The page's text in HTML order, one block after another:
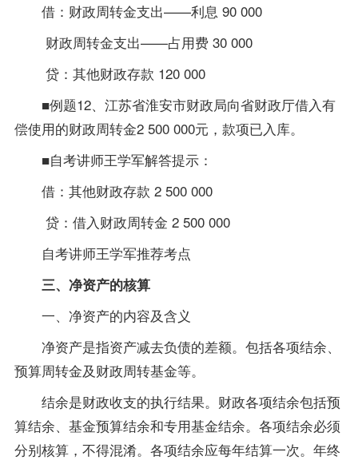
借：财政周转金支出——利息 90 000
财政周转金支出——占用费 30 000
贷：其他财政存款 120 000
■例题12、江苏省淮安市财政局向省财政厅借入有
偿使用的财政周转金2 500 000元，款项已入库。
■自考讲师王学军解答提示：
借：其他财政存款 2 500 000
贷：借入财政周转金 2 500 000
自考讲师王学军推荐考点
三、净资产的核算
一、净资产的内容及含义
净资产是指资产减去负债的差额。包括各项结余、
预算周转金及财政周转基金等。
结余是财政收支的执行结果。财政各项结余包括预
算结余、基金预算结余和专用基金结余。各项结余必须
分别核算，不得混淆。各项结余应每年结算一次。年终